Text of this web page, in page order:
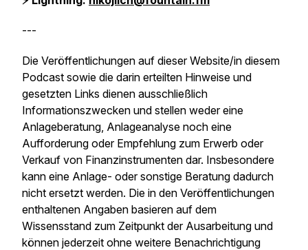
---
Die Veröffentlichungen auf dieser Website/in diesem
Podcast sowie die darin erteilten Hinweise und
gesetzten Links dienen ausschließlich
Informationszwecken und stellen weder eine
Anlageberatung, Anlageanalyse noch eine
Aufforderung oder Empfehlung zum Erwerb oder
Verkauf von Finanzinstrumenten dar. Insbesondere
kann eine Anlage- oder sonstige Beratung dadurch
nicht ersetzt werden. Die in den Veröffentlichungen
enthaltenen Angaben basieren auf dem
Wissensstand zum Zeitpunkt der Ausarbeitung und
können jederzeit ohne weitere Benachrichtigung